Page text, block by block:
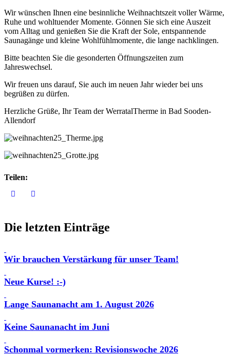
Wir wünschen Ihnen eine besinnliche Weihnachtszeit voller Wärme,
Ruhe und wohltuender Momente. Gönnen Sie sich eine Auszeit
vom Alltag und genießen Sie die Kraft der Sole, entspannende
Saunagänge und kleine Wohlfühlmomente, die lange nachklingen.
Bitte beachten Sie die gesonderten Öffnungszeiten zum
Jahreswechsel.
Wir freuen uns darauf, Sie auch im neuen Jahr wieder bei uns
begrüßen zu dürfen.
Herzliche Grüße, Ihr Team der WerratalTherme in Bad Sooden-
Allendorf
Teilen:
Die letzten Einträge
Wir brauchen Verstärkung für unser Team!
Neue Kurse! :-)
Lange Saunanacht am 1. August 2026
Keine Saunanacht im Juni
Schonmal vormerken: Revisionswoche 2026